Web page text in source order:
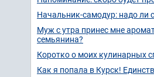
Начальник-самодур: надо ли
Муж с утра принес мне
семьянина?
Коротко о моих кулинарных
Как я попала в Курск!